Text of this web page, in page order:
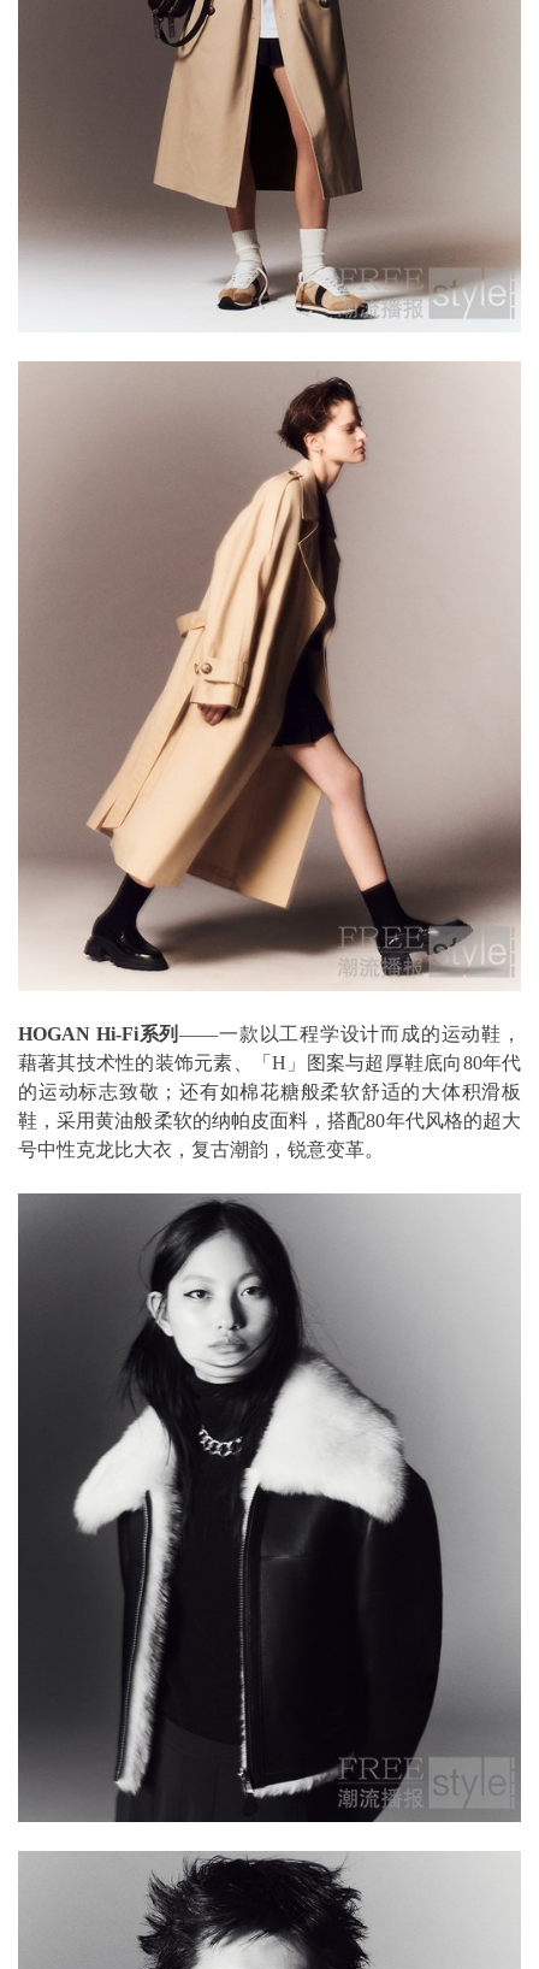
HOGAN Hi-Fi系列——一款以工程学设计而成的运动鞋，
藉著其技术性的装饰元素、「H」图案与超厚鞋底向80年代
的运动标志致敬；还有如棉花糖般柔软舒适的大体积滑板
鞋，采用黄油般柔软的纳帕皮面料，搭配80年代风格的超大
号中性克龙比大衣，复古潮韵，锐意变革。